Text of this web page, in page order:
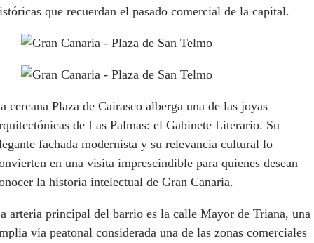
que recuerdan el pasado comercial de la capital.
cercana Plaza de Cairasco alberga una de las joyas
de Las Palmas: el Gabinete Literario. Su
fachada modernista y su relevancia cultural lo
en una visita imprescindible para quienes desean
la historia intelectual de Gran Canaria.
arteria principal del barrio es la calle Mayor de Triana, una
vía peatonal considerada una de las zonas comerciales